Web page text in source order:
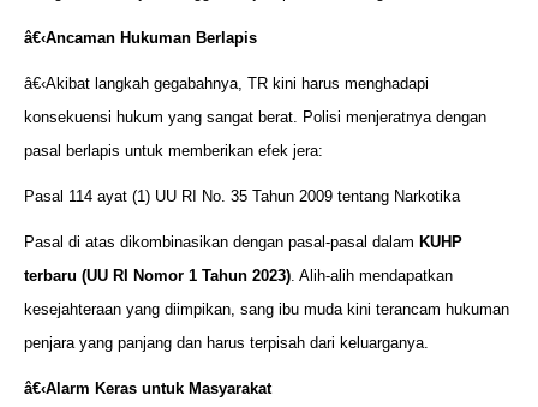
â€‹Ancaman Hukuman Berlapis
â€‹Akibat langkah gegabahnya, TR kini harus menghadapi
konsekuensi hukum yang sangat berat. Polisi menjeratnya dengan
pasal berlapis untuk memberikan efek jera:
Pasal 114 ayat (1) UU RI No. 35 Tahun 2009 tentang Narkotika
Pasal di atas dikombinasikan dengan pasal-pasal dalam KUHP
terbaru (UU RI Nomor 1 Tahun 2023). Alih-alih mendapatkan
kesejahteraan yang diimpikan, sang ibu muda kini terancam hukuman
penjara yang panjang dan harus terpisah dari keluarganya.
â€‹Alarm Keras untuk Masyarakat